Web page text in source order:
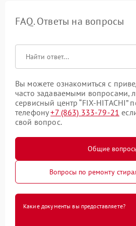
FAQ. Ответы на вопросы
Вы можете ознакомиться с
часто задаваемыми вопросами,
сервисный центр “FIX-HITACHI”
телефону+7 (863) 333-79-21
свой вопрос.
Общие
Вопросы по ремонту
Какие документы вы предоставляете?